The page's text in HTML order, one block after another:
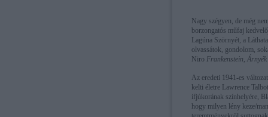
Nagy szégyen, de még
borzongatós műfaj
Lagúna Szörnyét, a
olvassátok, gondolom,
Niro Frankenstein,
Az eredeti 1941-es
kelti életre Lawrence
ifjúkorának színhelyére,
hogy milyen lény keze/